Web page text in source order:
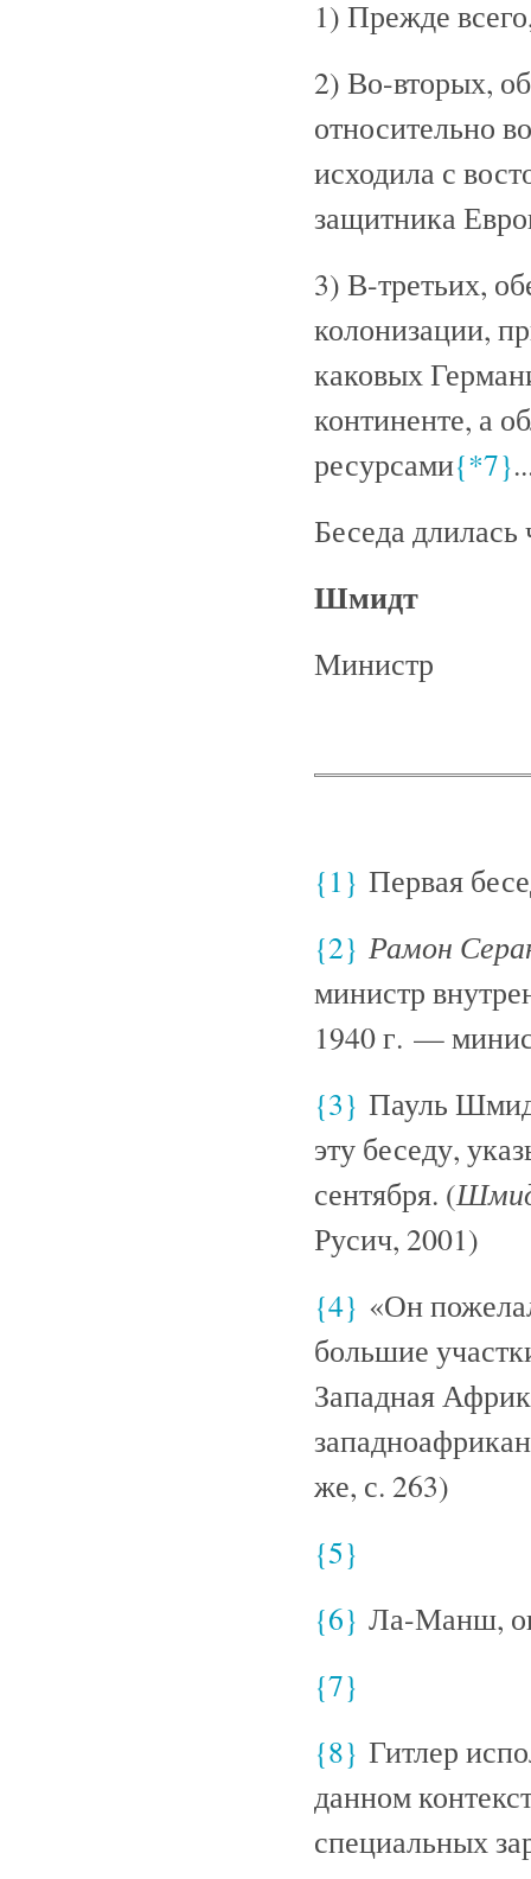
1) Прежде
2) Во-вторых,
относительно
исходила с
защитника
3) В-третьих,
колонизации,
каковых
континенте, а
ресурсами{*7}
Беседа длилась
Шмидт
Министр
{1} Первая
{2} Рамон
министр
1940 г. —
{3} Пауль
эту беседу,
сентября. (
Русич, 2001)
{4} «Он
большие
Западная
же, с. 263)
{5}
{6} Ла-Манш,
{7}
{8} Гитлер
данном
специальных